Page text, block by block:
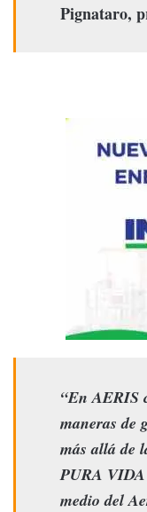
Pignataro,
“En AERIS
maneras de
más allá de
PURA
medio del